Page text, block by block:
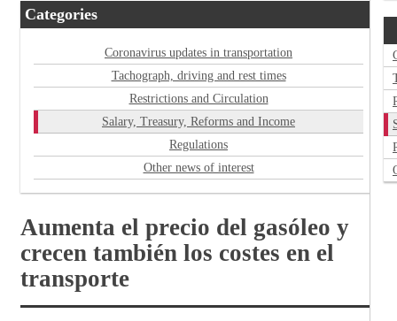
Categories
Coronavirus updates in transportation
Tachograph, driving and rest times
Restrictions and Circulation
Salary, Treasury, Reforms and Income
Regulations
Other news of interest
Aumenta el precio del gasóleo y
crecen también los costes en el
transporte